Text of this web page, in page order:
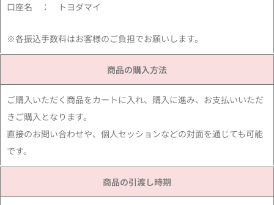
口座名 ： トヨダマイ
※各振込手数料はお客様のご負担でお願いします。
商品の購入方法
ご購入いただく商品をカートに入れ、購入に進み、お支払いいただ
きご購入となります。
直接のお問い合わせや、個人セッションなどの対面を通じても可能
です。
商品の引渡し時期